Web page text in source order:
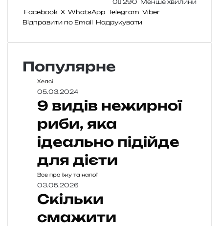
0 290 Менше хвилини
Facebook X WhatsApp Telegram Viber
Відправити по Email Надрукувати
Популярне
Хелсі
05.03.2024
9 видів нежирної
риби, яка
ідеально підійде
для дієти
Все про їжу та напої
03.05.2026
Скільки
смажити